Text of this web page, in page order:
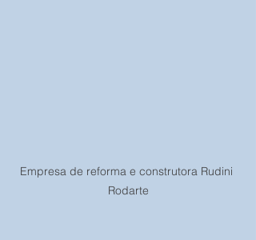
Empresa de reforma e construtora Rudini
Rodarte